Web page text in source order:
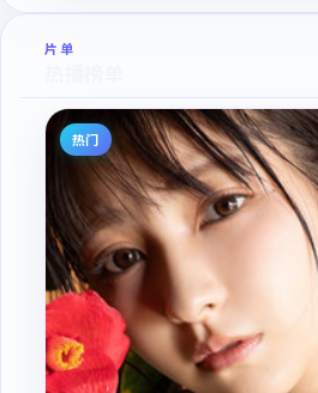
片单
热门